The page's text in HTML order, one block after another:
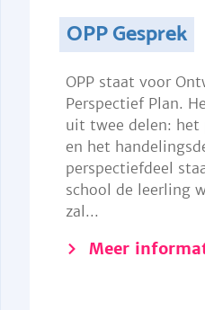
OPP Gesprek
OPP staat voor
Perspectief Plan.
uit twee delen: het
en het
perspectiefdeel
school de leerling
zal...
Meer